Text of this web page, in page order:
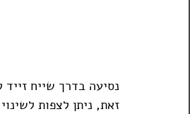
נסיעה בדרך שייח